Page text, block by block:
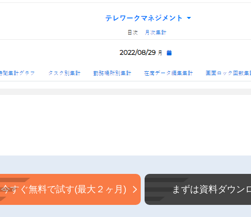
今すぐ無料で試す(最大２ヶ月) まずは資料ダウン